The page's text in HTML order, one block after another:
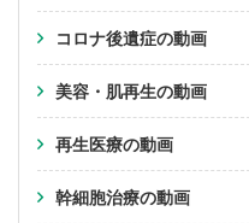
コロナ後遺症の動画
美容・肌再生の動画
再生医療の動画
幹細胞治療の動画